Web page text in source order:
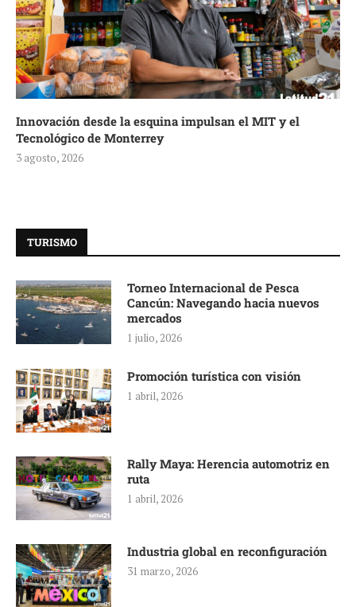
Innovación desde la esquina impulsan el MIT y el
Tecnológico de Monterrey
3 agosto, 2026
TURISMO
Torneo Internacional de Pesca
Cancún: Navegando hacia nuevos
mercados
1 julio, 2026
Promoción turística con visión
1 abril, 2026
Rally Maya: Herencia automotriz en
ruta
1 abril, 2026
Industria global en reconfiguración
31 marzo, 2026